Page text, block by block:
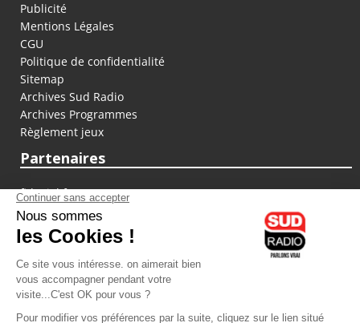
Publicité
Mentions Légales
CGU
Politique de confidentialité
Sitemap
Archives Sud Radio
Archives Programmes
Règlement jeux
Partenaires
fiducial.fr
lyoncapitale.fr
olympique-et-lyonnais.com
L'application Iphone / Android
Téléchargez l'application